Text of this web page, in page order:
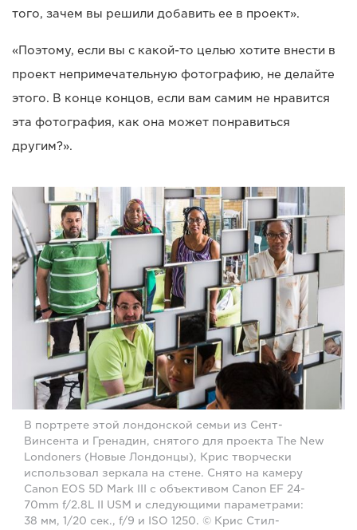
того, зачем вы решили добавить ее в проект».
«Поэтому, если вы с какой-то целью хотите внести в
проект непримечательную фотографию, не делайте
этого. В конце концов, если вам самим не нравится
эта фотография, как она может понравиться
другим?».
В портрете этой лондонской семьи из Сент-
Винсента и Гренадин, снятого для проекта The New
Londoners (Новые Лондонцы), Крис творчески
использовал зеркала на стене. Снято на камеру
Canon EOS 5D Mark III с объективом Canon EF 24-
70mm f/2.8L II USM и следующими параметрами:
38 мм, 1/20 сек., f/9 и ISO 1250. © Крис Стил-